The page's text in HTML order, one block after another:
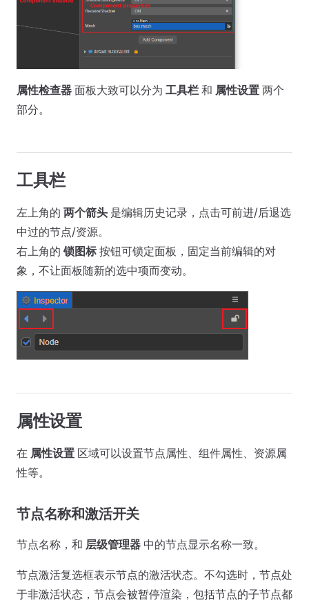
属性检查器 面板大致可以分为 工具栏 和 属性设置 两个
部分。
工具栏
左上角的 两个箭头 是编辑历史记录，点击可前进/后退选
中过的节点/资源。
右上角的 锁图标 按钮可锁定面板，固定当前编辑的对
象，不让面板随新的选中项而变动。
属性设置
在 属性设置 区域可以设置节点属性、组件属性、资源属
性等。
节点名称和激活开关
节点名称，和 层级管理器 中的节点显示名称一致。
节点激活复选框表示节点的激活状态。不勾选时，节点处
于非激活状态，节点会被暂停渲染，包括节点的子节点都